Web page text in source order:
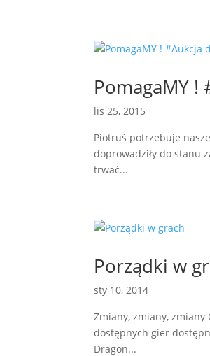
PomagaMY !
lis 25, 2015
Piotruś potrzebuje
doprowadziły do stanu
trwać...
Porządki w
sty 10, 2014
Zmiany, zmiany,
dostępnych gier
Dragon...